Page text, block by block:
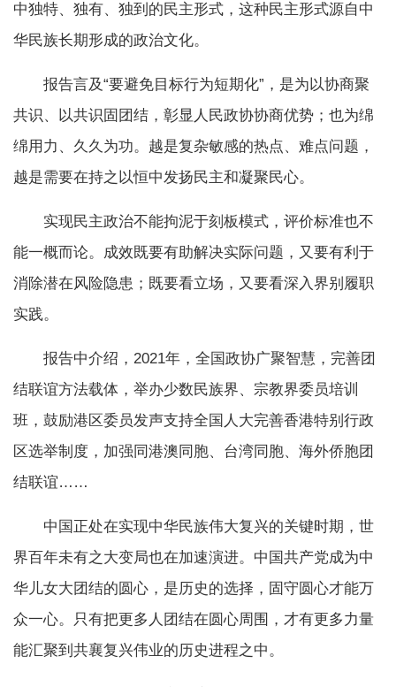
中独特、独有、独到的民主形式，这种民主形式源自中
华民族长期形成的政治文化。
报告言及“要避免目标行为短期化”，是为以协商聚
共识、以共识固团结，彰显人民政协协商优势；也为绵
绵用力、久久为功。越是复杂敏感的热点、难点问题，
越是需要在持之以恒中发扬民主和凝聚民心。
实现民主政治不能拘泥于刻板模式，评价标准也不
能一概而论。成效既要有助解决实际问题，又要有利于
消除潜在风险隐患；既要看立场，又要看深入界别履职
实践。
报告中介绍，2021年，全国政协广聚智慧，完善团
结联谊方法载体，举办少数民族界、宗教界委员培训
班，鼓励港区委员发声支持全国人大完善香港特别行政
区选举制度，加强同港澳同胞、台湾同胞、海外侨胞团
结联谊……
中国正处在实现中华民族伟大复兴的关键时期，世
界百年未有之大变局也在加速演进。中国共产党成为中
华儿女大团结的圆心，是历史的选择，固守圆心才能万
众一心。只有把更多人团结在圆心周围，才有更多力量
能汇聚到共襄复兴伟业的历史进程之中。